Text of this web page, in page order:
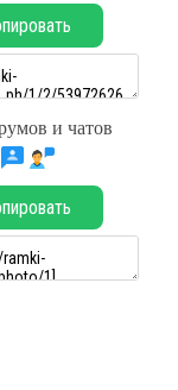
и чатов